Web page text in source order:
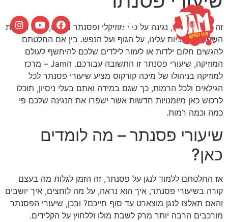
זה כבר לא סוד, נגינה על כלי מוזיקלי ופסנתר בפרט, הינה מרובת
השפעות חיוביות עלינו, על הגוף ועל הנפש. בין אם החלטתם
להגשים חלום ילדות או לעזור לילדים שלכם להיחשף לעולם
המוזיקה, שיעורי פסנתר זו התשובה עבורכם. הJam – מרכז
למוזיקה בניהולו של מיכה קורקוס מציע שיעורי פסנתר לכל
הגילאים ולכל הרמות, כך שגם במידה ואתם בעלי ניסיון, תוכלו
לרכוש כאן מיומנויות חדשות אשר ישפרו את הנגינה שלכם פי
כמה וכמה רמות.
שיעורי פסנתר – מה לומדים
כאן?
אז החלטתם ללמוד לנגן על פסנתר, זה הזמן לגלות מה בעצם
קורה בשיעורי פסנתר, איך הוא נראה, על מה לוחצים, איך יושבים
והאם תאלצו לנגן מוצארט עד סוף חייכם? ובכן, שיעורי הפסנתר
מורכבים הרבה יותר מרק לשבת מולו וללחוץ על הקלידים.